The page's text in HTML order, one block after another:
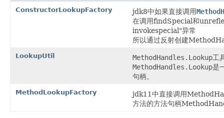
ConstructorLookupFactory
jdk8中如果直接调用
在调用findSpecial和
invokespecial"异常
所以通过反射创建
LookupUtil MethodHandles.Lookup工
MethodHandles.Lookup是
句柄。
MethodLookupFactory
jdk11中直接调用
方法的方法句柄